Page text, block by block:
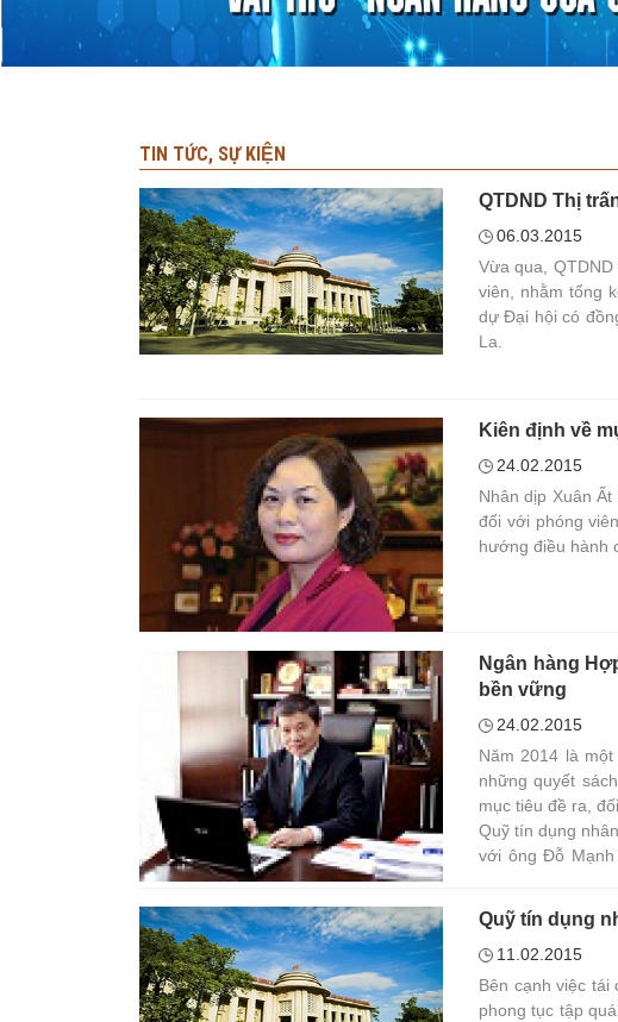
TIN TỨC, SỰ KIỆN
QTDND Thị
06.03.2015
Vừa qua,
viên, nhằm tổng
dự Đại hội có
La.
Kiên định về
24.02.2015
Nhân dịp Xuân
đổi với phóng
hướng điều hành
Ngân hàng
bền vững
24.02.2015
Năm 2014 là
những quyết
mục tiêu đề ra,
Quỹ tín dụng
với ông Đỗ
Quỹ tín dụng
11.02.2015
Bên cạnh việc tái
phong tục tập